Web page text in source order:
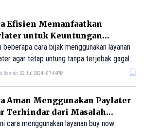
Efisien Memanfaatkan
untuk Keuntungan
dan Bebas Gagal Bayar
beberapa cara bijak menggunakan layanan
agar tetap untung tanpa terjebak gagal
Daerah 22 Jul 2024 - 07:44PM
Aman Menggunakan Paylater
Terhindar dari Masalah
cara menggunakan layanan buy now